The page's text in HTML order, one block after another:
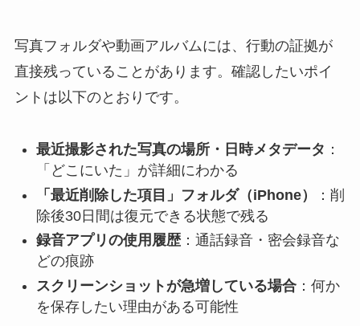
写真フォルダや動画アルバムには、行動の証拠が
直接残っていることがあります。確認したいポイ
ントは以下のとおりです。
最近撮影された写真の場所・日時メタデータ ：
「どこにいた」が詳細にわかる
「最近削除した項目」フォルダ（iPhone）
：削
除後30日間は復元できる状態で残る
録音アプリの使用履歴：通話録音・密会録音な
どの痕跡
スクリーンショットが急増している場合：何か
を保存したい理由がある可能性